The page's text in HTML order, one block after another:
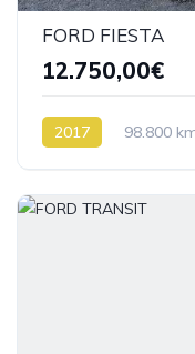
FORD FIESTA
12.750,00€
2017 98.800